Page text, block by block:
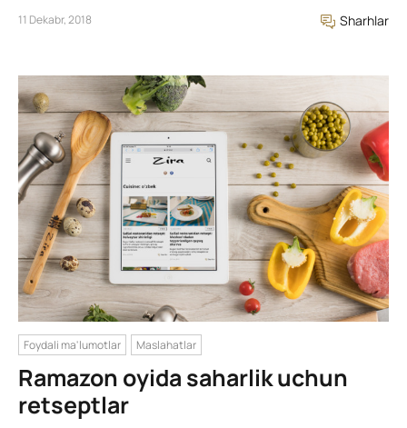
11 Dekabr, 2018 Sharhlar
Foydali ma'lumotlar Maslahatlar
Ramazon oyida saharlik uchun
retseptlar